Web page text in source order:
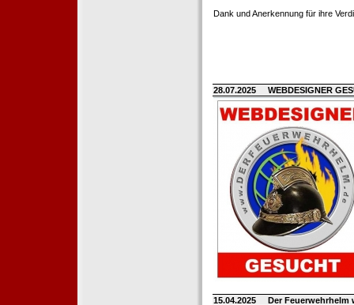
Dank und Anerkennung für ihre
28.07.2025 WEBDESIGNER
15.04.2025 Der